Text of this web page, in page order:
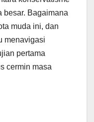
besar. Bagaimana
muda ini, dan
menavigasi
pertama
cermin masa